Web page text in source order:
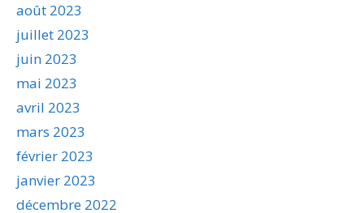
août 2023
juillet 2023
juin 2023
mai 2023
avril 2023
mars 2023
février 2023
janvier 2023
décembre 2022